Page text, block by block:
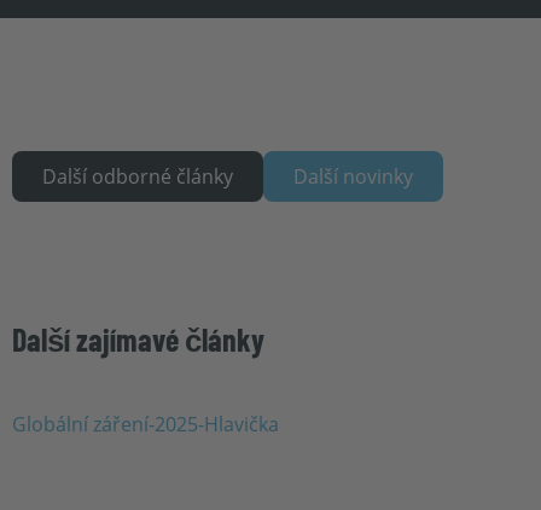
Další odborné články Další novinky
Další zajímavé články